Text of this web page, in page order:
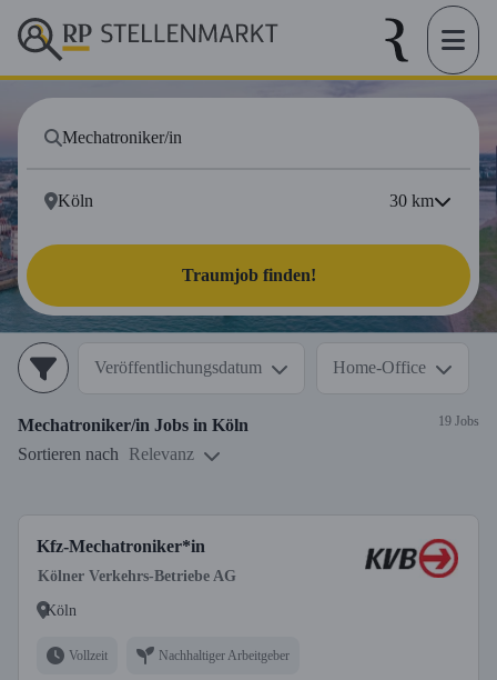
30 km
Traumjob finden!
Veröffentlichungsdatum Home-Office
Mechatroniker/in Jobs in Köln 19 Jobs
Sortieren nach Relevanz
Kfz-Mechatroniker*in
Kölner Verkehrs-Betriebe AG
Köln
Vollzeit Nachhaltiger Arbeitgeber